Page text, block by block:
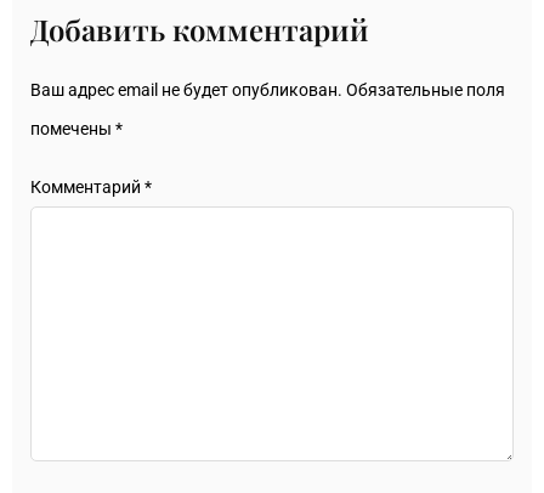
Добавить комментарий
Ваш адрес email не будет опубликован. Обязательные поля
помечены *
Комментарий *